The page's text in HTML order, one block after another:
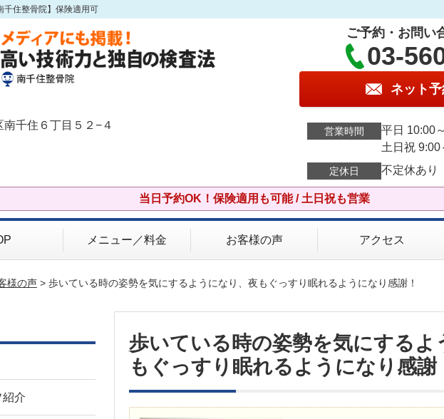
千住整骨院】保険適用可
南千住６丁目５２−４
ご予約・お問い
03-
ネット
営業時間
平日 10:00
土日祝
定休日 不定休あり
当日予約OK！保険適用も可能 / 土日祝も営業
メニュー／料金 お客様の声 アクセス
様の声> 歩いている時の姿勢を気にするようになり、夜もぐっすり眠れるようになり感謝！
歩いている時の姿勢を気にするよ
もぐっすり眠れるようになり感謝
紹介